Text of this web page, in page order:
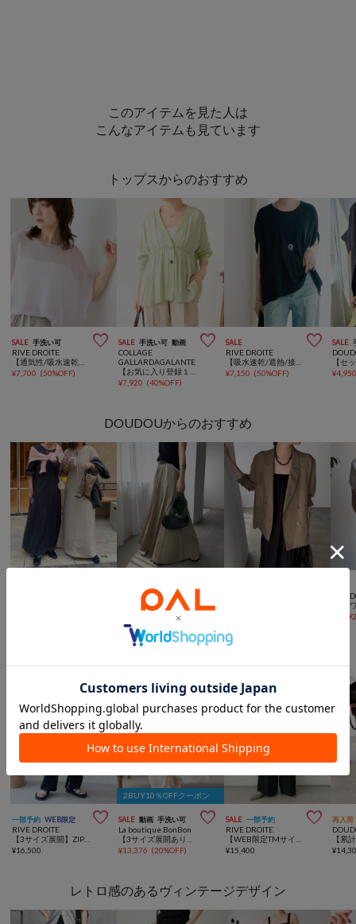
このアイテムを見た人は
こんなアイテムも見ています
トップスからのおすすめ
SALE 手洗い可 
RIVE DROITE
¥7,700 (50%OFF)
SALE 手洗い可 動画 
COLLAGE
GALLARDAGALANTE
¥7,920 (40%OFF)
SALE 
RIVE DROITE
【吸水速乾/遮熱/接触冷感】クールタッチポンチョカットソー
¥7,150 (50%OFF)
SALE
¥
DOUDOUからのおすすめ

DOUDOU
一部予約 WEB限定 
RIVE DROITE
¥16,500
2BUY10％OFFクーポン
SALE 動画 手洗い可 
La boutique BonBon
¥13,376 (20%OFF)
SALE 一部予約 
RIVE DROITE
¥15,400
再入荷
¥
レトロ感のあるヴィンテージデザイン